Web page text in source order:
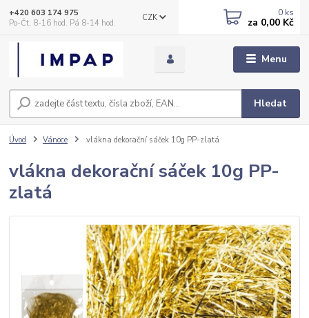
Menu
CZK
Hledat
+420 603 174 975
Po-Čt, 8-16 hod. Pá 8-14 hod.
0 ks
za 0,00 Kč
Úvod Vánoce vlákna dekorační sáček 10g PP-zlatá
vlákna dekorační sáček 10g PP-
zlatá